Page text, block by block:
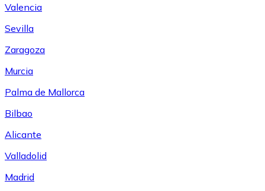
Valencia
Sevilla
Zaragoza
Murcia
Palma de Mallorca
Bilbao
Alicante
Valladolid
Madrid